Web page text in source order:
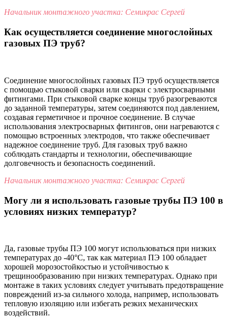
Начальник монтажного участка: Семикрас Сергей
Как осуществляется соединение многослойных
газовых ПЭ труб?
Соединение многослойных газовых ПЭ труб осуществляется
с помощью стыковой сварки или сварки с электросварными
фитингами. При стыковой сварке концы труб разогреваются
до заданной температуры, затем соединяются под давлением,
создавая герметичное и прочное соединение. В случае
использования электросварных фитингов, они нагреваются с
помощью встроенных электродов, что также обеспечивает
надежное соединение труб. Для газовых труб важно
соблюдать стандарты и технологии, обеспечивающие
долговечность и безопасность соединений.
Начальник монтажного участка: Семикрас Сергей
Могу ли я использовать газовые трубы ПЭ 100 в
условиях низких температур?
Да, газовые трубы ПЭ 100 могут использоваться при низких
температурах до -40°C, так как материал ПЭ 100 обладает
хорошей морозостойкостью и устойчивостью к
трещинообразованию при низких температурах. Однако при
монтаже в таких условиях следует учитывать предотвращение
повреждений из-за сильного холода, например, использовать
тепловую изоляцию или избегать резких механических
воздействий.